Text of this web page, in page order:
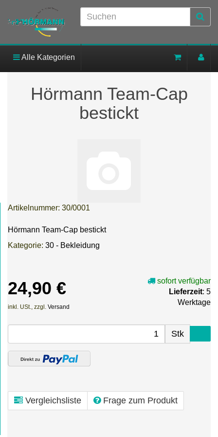
Alle Kategorien
Hörmann Team-Cap
bestickt
Artikelnummer: 30/0001
Hörmann Team-Cap bestickt
Kategorie: 30 - Bekleidung
24,90 €
inkl. USt., zzgl. Versand
sofort verfügbar
Lieferzeit: 5
Werktage
Stk
Vergleichsliste Frage zum Produkt